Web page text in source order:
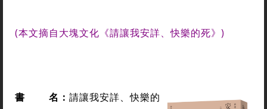
(本文摘自大塊文化《請讓我安詳、快樂的死》)
書 名： 請讓我安詳、快樂的